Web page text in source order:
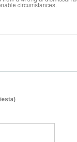
circumstances.